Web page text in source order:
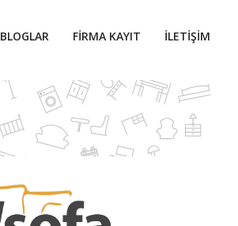
BLOGLAR FIRMA KAYIT İLETIŞIM